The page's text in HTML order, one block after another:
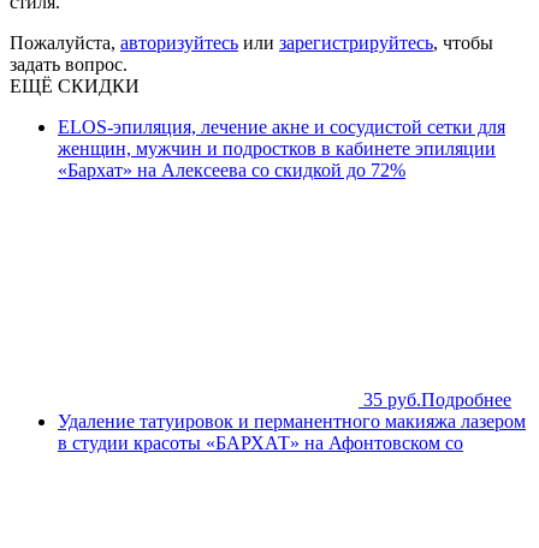
Пожалуйста, авторизуйтесь или зарегистрируйтесь, чтобы
задать вопрос.
ЕЩЁ СКИДКИ
ELOS-эпиляция, лечение акне и сосудистой сетки для
женщин, мужчин и подростков в кабинете эпиляции
«Бархат» на Алексеева со скидкой до 72%
35 руб.Подробнее
Удаление татуировок и перманентного макияжа лазером
в студии красоты «БАРХАТ» на Афонтовском со